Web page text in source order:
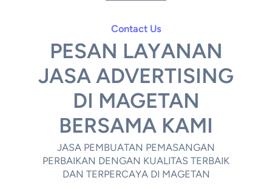
Contact Us
PESAN LAYANAN
JASA ADVERTISING
DI MAGETAN
BERSAMA KAMI
JASA PEMBUATAN PEMASANGAN
PERBAIKAN DENGAN KUALITAS TERBAIK
DAN TERPERCAYA DI MAGETAN